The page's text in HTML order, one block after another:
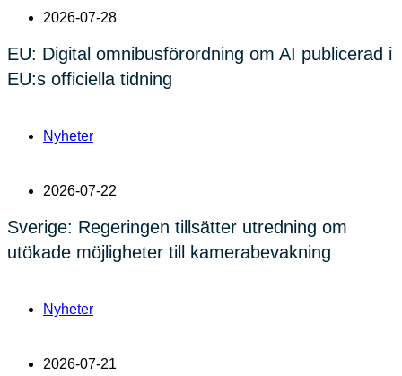
2026-07-28
EU: Digital omnibusförordning om AI publicerad i
EU:s officiella tidning
Nyheter
2026-07-22
Sverige: Regeringen tillsätter utredning om
utökade möjligheter till kamerabevakning
Nyheter
2026-07-21